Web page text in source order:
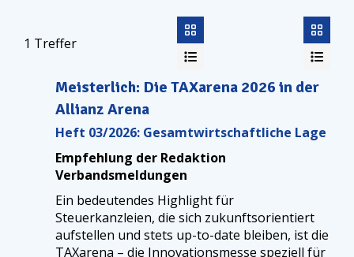
1 Treffer
Meisterlich: Die TAXarena 2026 in der
Allianz Arena
Heft 03/2026: Gesamtwirtschaftliche Lage
Empfehlung der Redaktion
Verbandsmeldungen
Ein bedeutendes Highlight für
Steuerkanzleien, die sich zukunftsorientiert
aufstellen und stets up-to-date bleiben, ist die
TAXarena – die Innovationsmesse speziell für